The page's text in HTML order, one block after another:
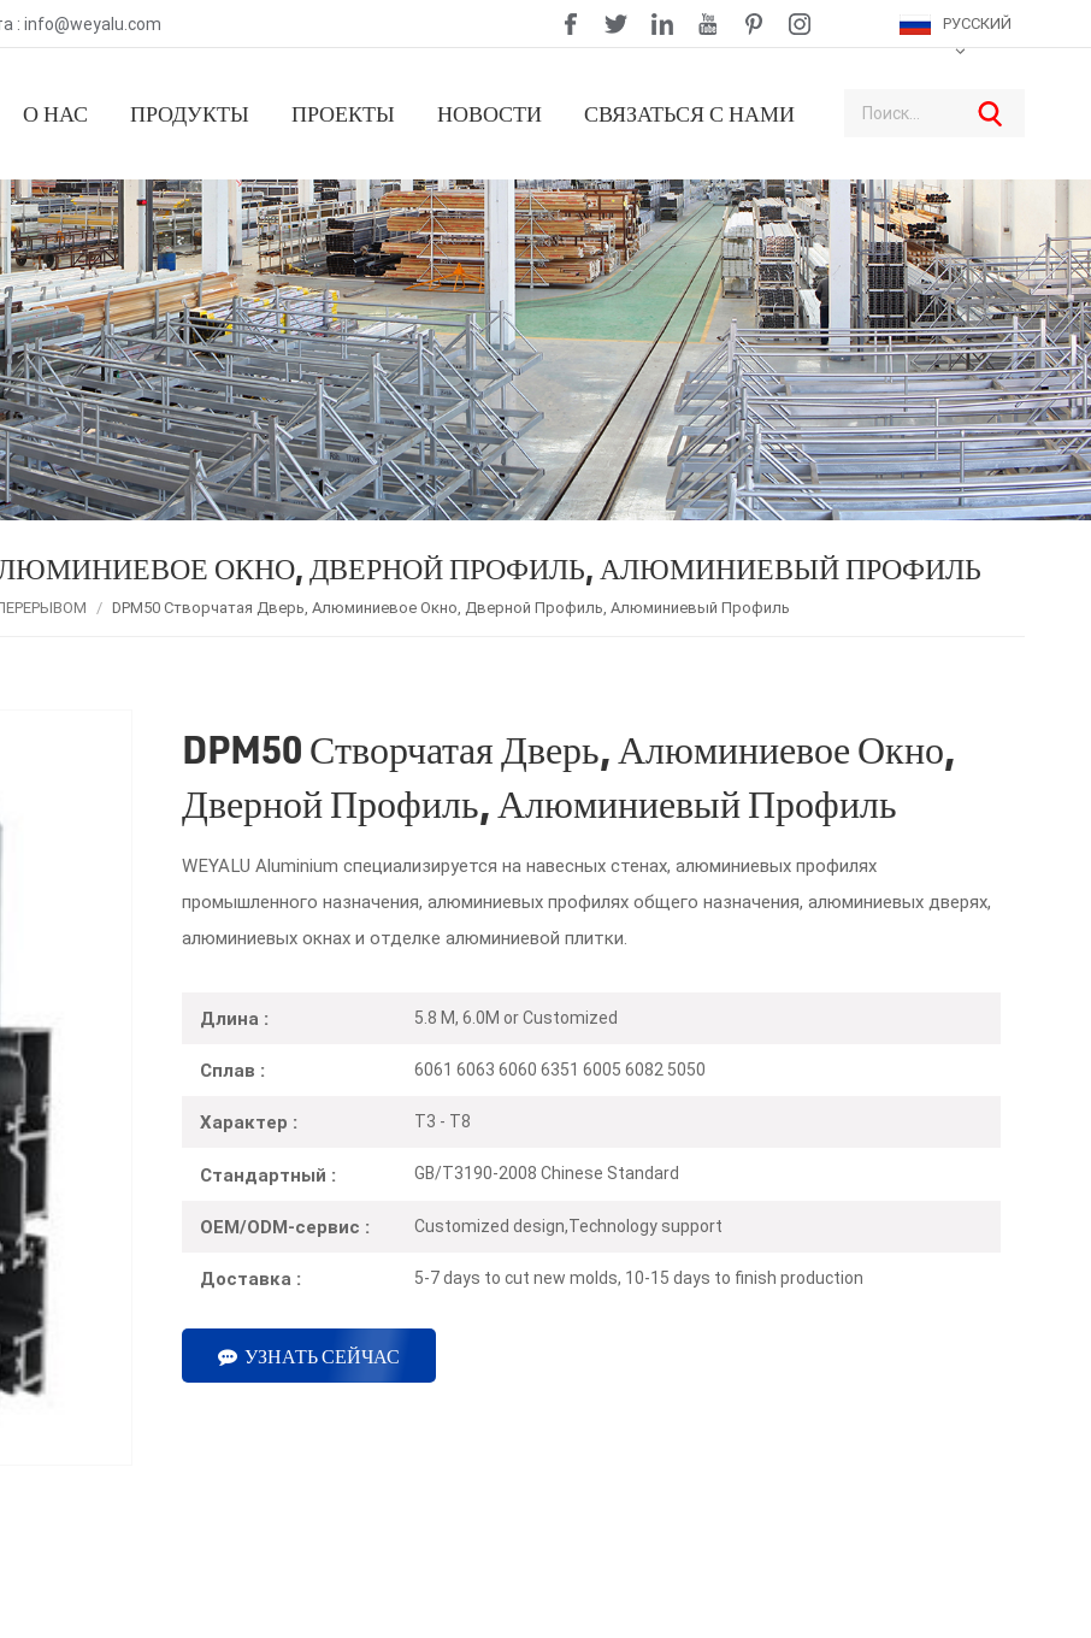
: info@weyalu.com РУССКИЙ
О НАС ПРОДУКТЫ ПРОЕКТЫ НОВОСТИ СВЯЗАТЬСЯ С НАМИ
АЛЮМИНИЕВОЕ ОКНО, ДВЕРНОЙ ПРОФИЛЬ, АЛЮМИНИЕВЫЙ ПРОФИЛЬ
/ DPM50 Створчатая Дверь, Алюминиевое Окно, Дверной Профиль, Алюминиевый Профиль
DPM50 Створчатая Дверь, Алюминиевое Окно,
Дверной Профиль, Алюминиевый Профиль
WEYALU Aluminium специализируется на навесных стенах, алюминиевых профилях
промышленного назначения, алюминиевых профилях общего назначения, алюминиевых дверях,
алюминиевых окнах и отделке алюминиевой плитки.
Длина : 5.8 M, 6.0M or Customized
Сплав : 6061 6063 6060 6351 6005 6082 5050
Характер : T3 - T8
Стандартный : GB/T3190-2008 Chinese Standard
OEM/ODM-сервис : Customized design,Technology support
Доставка : 5-7 days to cut new molds, 10-15 days to finish production
УЗНАТЬ СЕЙЧАС